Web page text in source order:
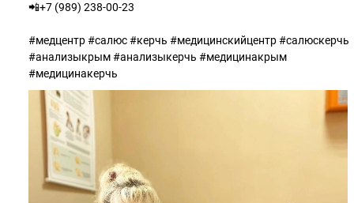
📲+7 (989) 238-00-23
#медцентр #салюс #керчь #медицинскийцентр #салюскерчь
#анализыкрым #анализыкерчь #медицинакрым
#медицинакерчь